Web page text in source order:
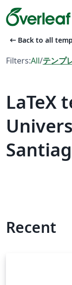
arrow_left_alt Back to all
Filters:All/テンプ
LaTeX
Recent